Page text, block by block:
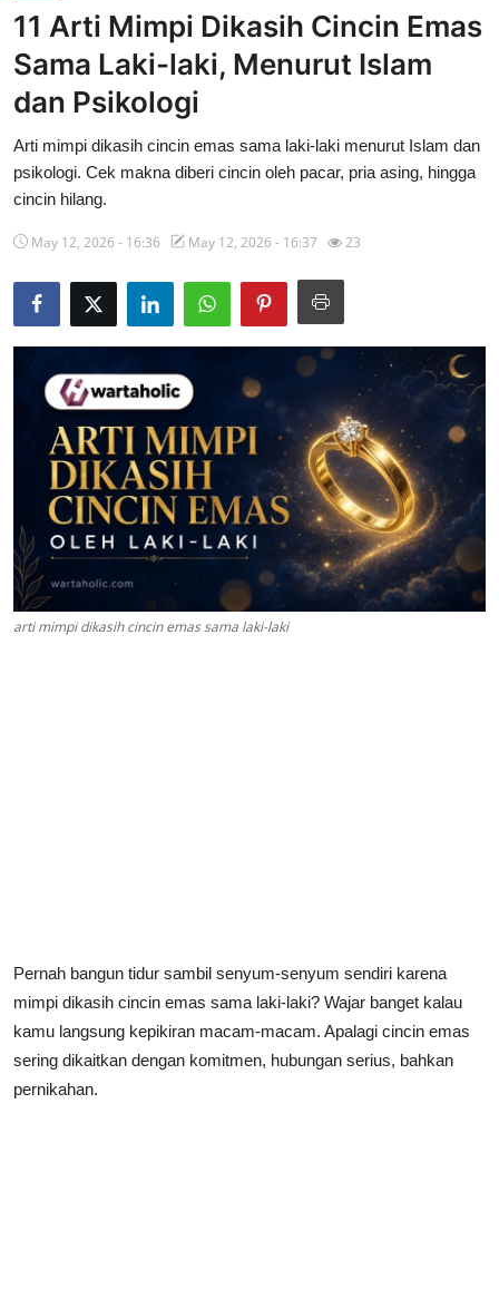
11 Arti Mimpi Dikasih Cincin Emas
Sama Laki-laki, Menurut Islam
dan Psikologi
Arti mimpi dikasih cincin emas sama laki-laki menurut Islam dan
psikologi. Cek makna diberi cincin oleh pacar, pria asing, hingga
cincin hilang.
May 12, 2026 - 16:36 May 12, 2026 - 16:37 23
arti mimpi dikasih cincin emas sama laki-laki
Pernah bangun tidur sambil senyum-senyum sendiri karena
mimpi dikasih cincin emas sama laki-laki? Wajar banget kalau
kamu langsung kepikiran macam-macam. Apalagi cincin emas
sering dikaitkan dengan komitmen, hubungan serius, bahkan
pernikahan.